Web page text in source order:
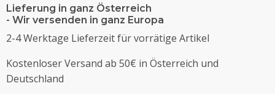
Lieferung in ganz Österreich
- Wir versenden in ganz Europa
2-4 Werktage Lieferzeit für vorrätige Artikel
Kostenloser Versand ab 50€ in Österreich und
Deutschland